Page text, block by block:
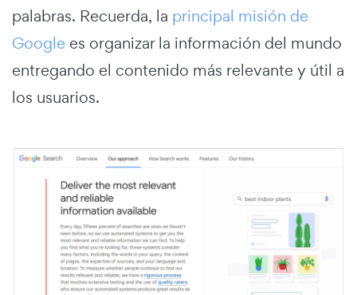
palabras. Recuerda, la principal misión de
Google es organizar la información del mundo
entregando el contenido más relevante y útil a
los usuarios.